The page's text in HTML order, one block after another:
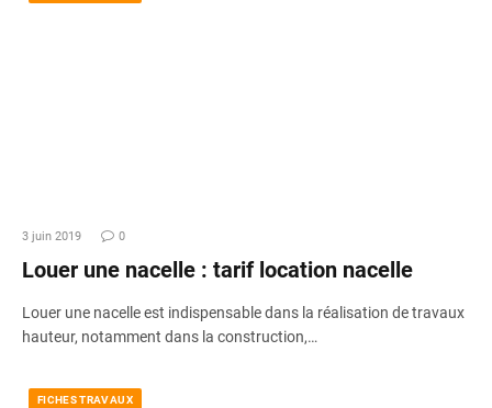
3 juin 2019 0
Louer une nacelle : tarif location nacelle
Louer une nacelle est indispensable dans la réalisation de travaux
hauteur, notamment dans la construction,…
FICHES TRAVAUX